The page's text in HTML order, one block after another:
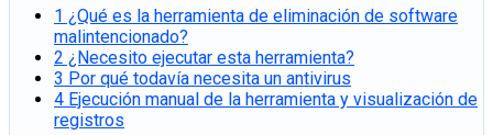
1 ¿Qué es la herramienta de eliminación de software
malintencionado?
2 ¿Necesito ejecutar esta herramienta?
3 Por qué todavía necesita un antivirus
4 Ejecución manual de la herramienta y visualización de
registros